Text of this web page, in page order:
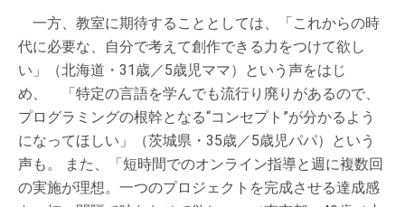
一方、教室に期待することとしては、「これからの時
代に必要な、自分で考えて創作できる力をつけて欲し
い」（北海道・31歳／5歳児ママ）という声をはじ
め、 「特定の言語を学んでも流行り廃りがあるので、
プログラミングの根幹となる“コンセプト”が分かるよう
になってほしい」（茨城県・35歳／5歳児パパ）という
声も。 また、「短時間でのオンライン指導と週に複数回
の実施が理想。一つのプロジェクトを完成させる達成感